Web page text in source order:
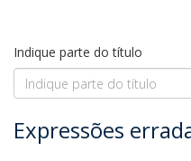
Indique parte do título
Expressões